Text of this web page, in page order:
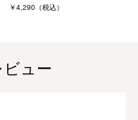
￥4,290（税込）
ビュー